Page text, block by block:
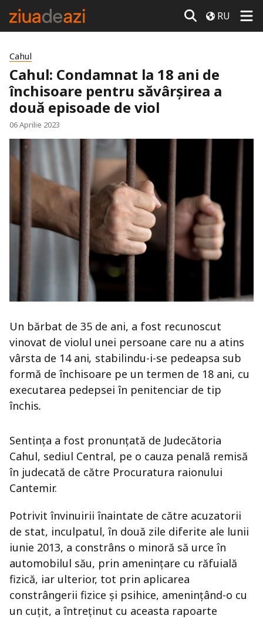
RU
Cahul
Cahul: Condamnat la 18 ani de
închisoare pentru săvârșirea a
două episoade de viol
06 Aprilie 2023
Un bărbat de 35 de ani, a fost recunoscut
vinovat de violul unei persoane care nu a atins
vârsta de 14 ani, stabilindu-i-se pedeapsa sub
formă de închisoare pe un termen de 18 ani, cu
executarea pedepsei în penitenciar de tip
închis.
Sentința a fost pronunțată de Judecătoria
Cahul, sediul Central, pe o cauza penală remisă
în judecată de către Procuratura raionului
Cantemir.
Potrivit învinuirii înaintate de către acuzatorii
de stat, inculpatul, în două zile diferite ale lunii
iunie 2013, a constrâns o minoră să urce în
automobilul său, prin amenințare cu răfuială
fizică, iar ulterior, tot prin aplicarea
constrângerii fizice și psihice, amenințând-o cu
un cuțit, a întreținut cu aceasta rapoarte